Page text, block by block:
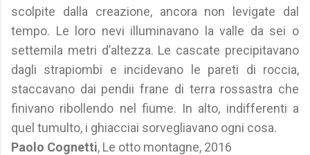
scolpite dalla creazione, ancora non levigate dal
tempo. Le loro nevi illuminavano la valle da sei o
settemila metri d’altezza. Le cascate precipitavano
dagli strapiombi e incidevano le pareti di roccia,
staccavano dai pendii frane di terra rossastra che
finivano ribollendo nel fiume. In alto, indifferenti a
quel tumulto, i ghiacciai sorvegliavano ogni cosa.
Paolo Cognetti, Le otto montagne, 2016